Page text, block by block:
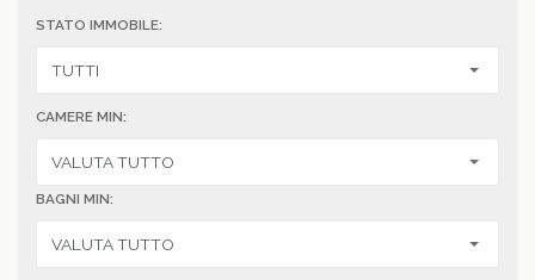
STATO IMMOBILE:
CAMERE MIN:
BAGNI MIN: